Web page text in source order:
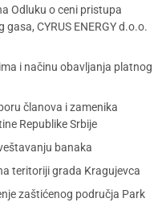
Odluku o ceni pristupa
CYRUS ENERGY d.o.o.
i načinu obavljanja platnog
članova i zamenika
Republike Srbije
banaka
teritoriji grada Kragujevca
zaštićenog područja Park